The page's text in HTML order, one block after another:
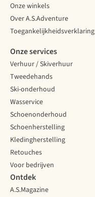
Onze winkels
Over A.S.Adventure
Toegankelijkheidsverklaring
Onze services
Verhuur / Skiverhuur
Tweedehands
Ski-onderhoud
Wasservice
Schoenonderhoud
Schoenherstelling
Kledingherstelling
Retouches
Voor bedrijven
Ontdek
A.S.Magazine